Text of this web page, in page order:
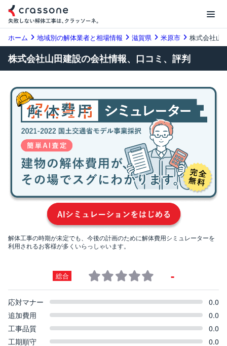
ホーム 地域別の解体業者と相場情報 滋賀県 米原市 株式会社山
株式会社山田建設の会社情報、口コミ、評判
解体工事の時期が未定でも、今後の計画のために解体費用シミュレーターを
利用されるお客様が多くいらっしゃいます。
総合 -
応対マナー
0.0
追加費用
0.0
工事品質
0.0
工期順守
0.0